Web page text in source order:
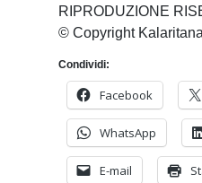
RIPRODUZIONE
© Copyright
Condividi:
Facebook
WhatsApp
E-mail